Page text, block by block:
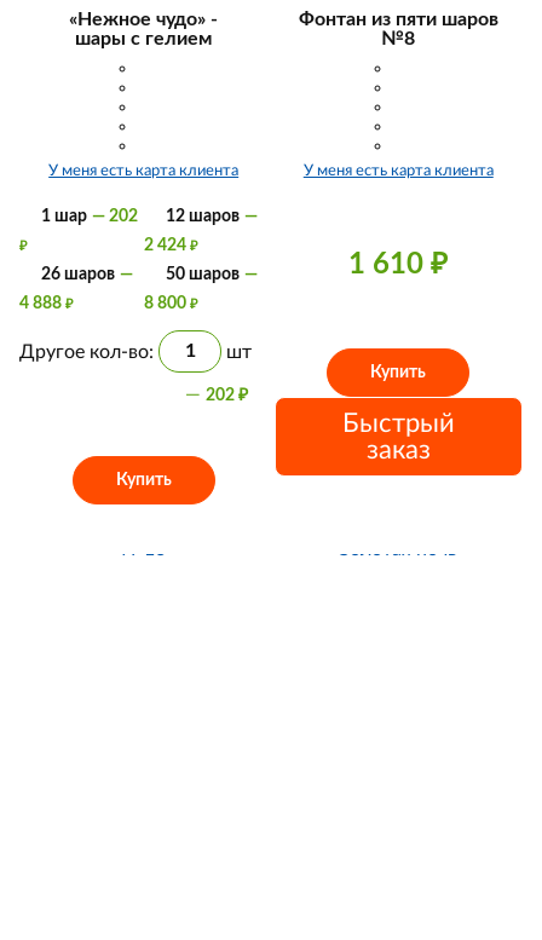
«Нежное чудо» -
шары с гелием
У меня есть карта клиента
1 шар — 202
₽
12 шаров —
2 424 ₽
26 шаров —
4 888 ₽
50 шаров —
8 800 ₽
Другое кол-во: шт
— 202 ₽
Купить
Фонтан из пяти шаров
№8
У меня есть карта клиента
1 610₽
Купить
Быстрый
заказ